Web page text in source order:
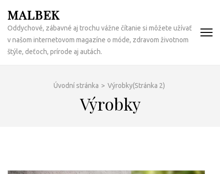
na
obsah
(Enter)
MALBEK
Oddychové, zábavné aj trochu vážne čítanie si môžete užívať
v našom internetovom magazíne o móde, zdravom životnom
štýle, deťoch, prírode aj autách.
Úvodní stránka > Výrobky(Stránka 2)
Výrobky